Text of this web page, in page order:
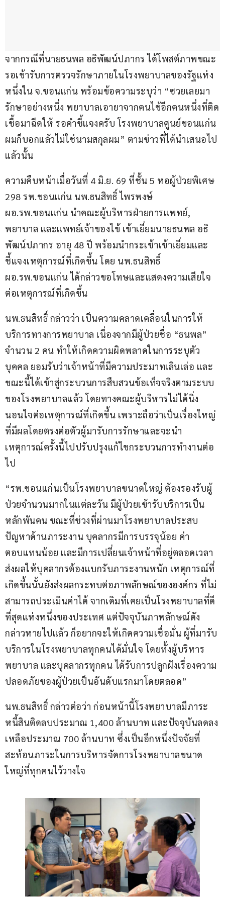
จากกรณีที่นายธนพล อธิพัฒน์ปภากร ได้โพสต์ภาพขณะ
รอเข้ารับการตรวจรักษาภายในโรงพยาบาลของรัฐแห่ง
หนึ่งใน จ.ขอนแก่น พร้อมข้อความระบุว่า “ซวยเลยมา
รักษาอย่างหนึ่ง พยาบาลเอายาจากคนไข้อีกคนหนึ่งที่ติด
เชื้อมาฉีดให้ รอคำชี้แจงครับ โรงพยาบาลศูนย์ขอนแก่น
ผมก็บอกแล้วไม่ใช่นามสกุลผม” ตามข่าวที่ได้นำเสนอไป
แล้วนั้น
ความคืบหน้าเมื่อวันที่ 4 มิ.ย. 69 ที่ชั้น 5 หอผู้ป่วยพิเศษ
298 รพ.ขอนแก่น นพ.ธนสิทธิ์ ไพรพงษ์
ผอ.รพ.ขอนแก่น นำคณะผู้บริหารฝ่ายการแพทย์,
พยาบาล และแพทย์เจ้าของไข้ เข้าเยี่ยมนายธนพล อธิ
พัฒน์ปภากร อายุ 48 ปี พร้อมนำกระเช้าเข้าเยี่ยมและ
ชี้แจงเหตุการณ์ที่เกิดขึ้น โดย นพ.ธนสิทธิ์
ผอ.รพ.ขอนแก่น ได้กล่าวขอโทษและแสดงความเสียใจ
ต่อเหตุการณ์ที่เกิดขึ้น
นพ.ธนสิทธิ์ กล่าวว่า เป็นความคลาดเคลื่อนในการให้
บริการทางการพยาบาล เนื่องจากมีผู้ป่วยชื่อ “ธนพล”
จำนวน 2 คน ทำให้เกิดความผิดพลาดในการระบุตัว
บุคคล ยอมรับว่าเจ้าหน้าที่มีความประมาทเลินเล่อ และ
ขณะนี้ได้เข้าสู่กระบวนการสืบสวนข้อเท็จจริงตามระบบ
ของโรงพยาบาลแล้ว โดยทางคณะผู้บริหารไม่ได้นิ่ง
นอนใจต่อเหตุการณ์ที่เกิดขึ้น เพราะถือว่าเป็นเรื่องใหญ่
ที่มีผลโดยตรงต่อตัวผู้มารับการรักษาและจะนำ
เหตุการณ์ครั้งนี้ไปปรับปรุงแก้ไขกระบวนการทำงานต่อ
ไป
“รพ.ขอนแก่นเป็นโรงพยาบาลขนาดใหญ่ ต้องรองรับผู้
ป่วยจำนวนมากในแต่ละวัน มีผู้ป่วยเข้ารับบริการเป็น
หลักพันคน ขณะที่ช่วงที่ผ่านมาโรงพยาบาลประสบ
ปัญหาด้านภาระงาน บุคลากรมีการบรรจุน้อย ค่า
ตอบแทนน้อย และมีการเปลี่ยนเจ้าหน้าที่อยู่ตลอดเวลา
ส่งผลให้บุคลากรต้องแบกรับภาระงานหนัก เหตุการณ์ที่
เกิดขึ้นนั้นยังส่งผลกระทบต่อภาพลักษณ์ขององค์กร ที่ไม่
สามารถประเมินค่าได้ จากเดิมที่เคยเป็นโรงพยาบาลที่ดี
ที่สุดแห่งหนึ่งของประเทศ แต่ปัจจุบันภาพลักษณ์ดัง
กล่าวหายไปแล้ว ก็อยากจะให้เกิดความเชื่อมั่น ผู้ที่มารับ
บริการในโรงพยาบาลทุกคนได้มั่นใจ โดยทั้งผู้บริหาร
พยาบาล และบุคลากรทุกคน ได้รับการปลูกฝังเรื่องความ
ปลอดภัยของผู้ป่วยเป็นอันดับแรกมาโดยตลอด”
นพ.ธนสิทธิ์ กล่าวต่อว่า ก่อนหน้านี้โรงพยาบาลมีภาระ
หนี้สินติดลบประมาณ 1,400 ล้านบาท และปัจจุบันลดลง
เหลือประมาณ 700 ล้านบาท ซึ่งเป็นอีกหนึ่งปัจจัยที่
สะท้อนภาระในการบริหารจัดการโรงพยาบาลขนาด
ใหญ่ที่ทุกคนไว้วางใจ